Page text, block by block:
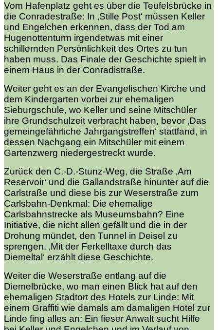
Vom Hafenplatz geht es über die Teufelsbrücke in
die Conradestraße: In ‚Stille Post‘ müssen Keller
und Engelchen erkennen, dass der Tod am
Hugenottenturm irgendetwas mit einer
schillernden Persönlichkeit des Ortes zu tun
haben muss. Das Finale der Geschichte spielt in
einem Haus in der Conradistraße.
Weiter geht es an der Evangelischen Kirche und
dem Kindergarten vorbei zur ehemaligen
Sieburgschule, wo Keller und seine Mitschüler
ihre Grundschulzeit verbracht haben, bevor ‚Das
gemeingefährliche Jahrgangstreffen‘ stattfand, in
dessen Nachgang ein Mitschüler mit einem
Gartenzwerg niedergestreckt wurde.
Zurück den C.-D.-Stunz-Weg, die Straße ‚Am
Reservoir‘ und die Gallandstraße hinunter auf die
Carlstraße und diese bis zur Weserstraße zum
Carlsbahn-Denkmal: Die ehemalige
Carlsbahnstrecke als Museumsbahn? Eine
Initiative, die nicht allen gefällt und die in der
Drohung mündet, den Tunnel in Deisel zu
sprengen. ‚Mit der Ferkelltaxe durch das
Diemeltal‘ erzählt diese Geschichte.
Weiter die Weserstraße entlang auf die
Diemelbrücke, wo man einen Blick hat auf den
ehemaligen Stadtort des Hotels zur Linde: Mit
einem Graffiti wie damals am damaligen Hotel zur
Linde fing alles an: Ein fieser Anwalt sucht Hilfe